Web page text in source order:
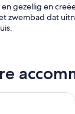
en gezellig en
zwembad dat
zich een
badkamer.
met prive